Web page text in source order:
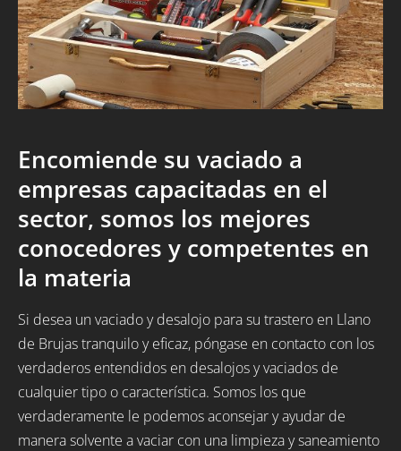
Encomiende su vaciado a
empresas capacitadas en el
sector, somos los mejores
conocedores y competentes en
la materia
Si desea un vaciado y desalojo para su trastero en Llano
de Brujas tranquilo y eficaz, póngase en contacto con los
verdaderos entendidos en desalojos y vaciados de
cualquier tipo o característica. Somos los que
verdaderamente le podemos aconsejar y ayudar de
manera solvente a vaciar con una limpieza y saneamiento